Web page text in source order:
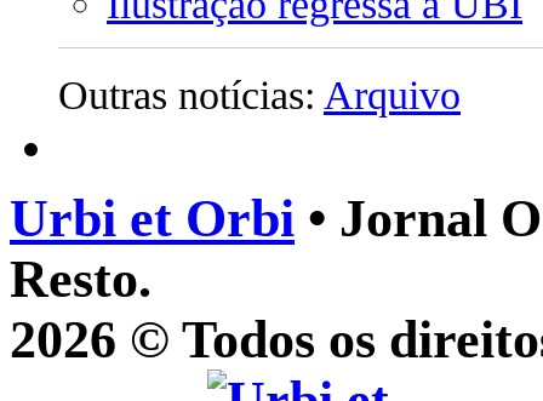
Outras notícias: Arquivo
Urbi et Orbi • Jornal
Resto.
2026 © Todos os